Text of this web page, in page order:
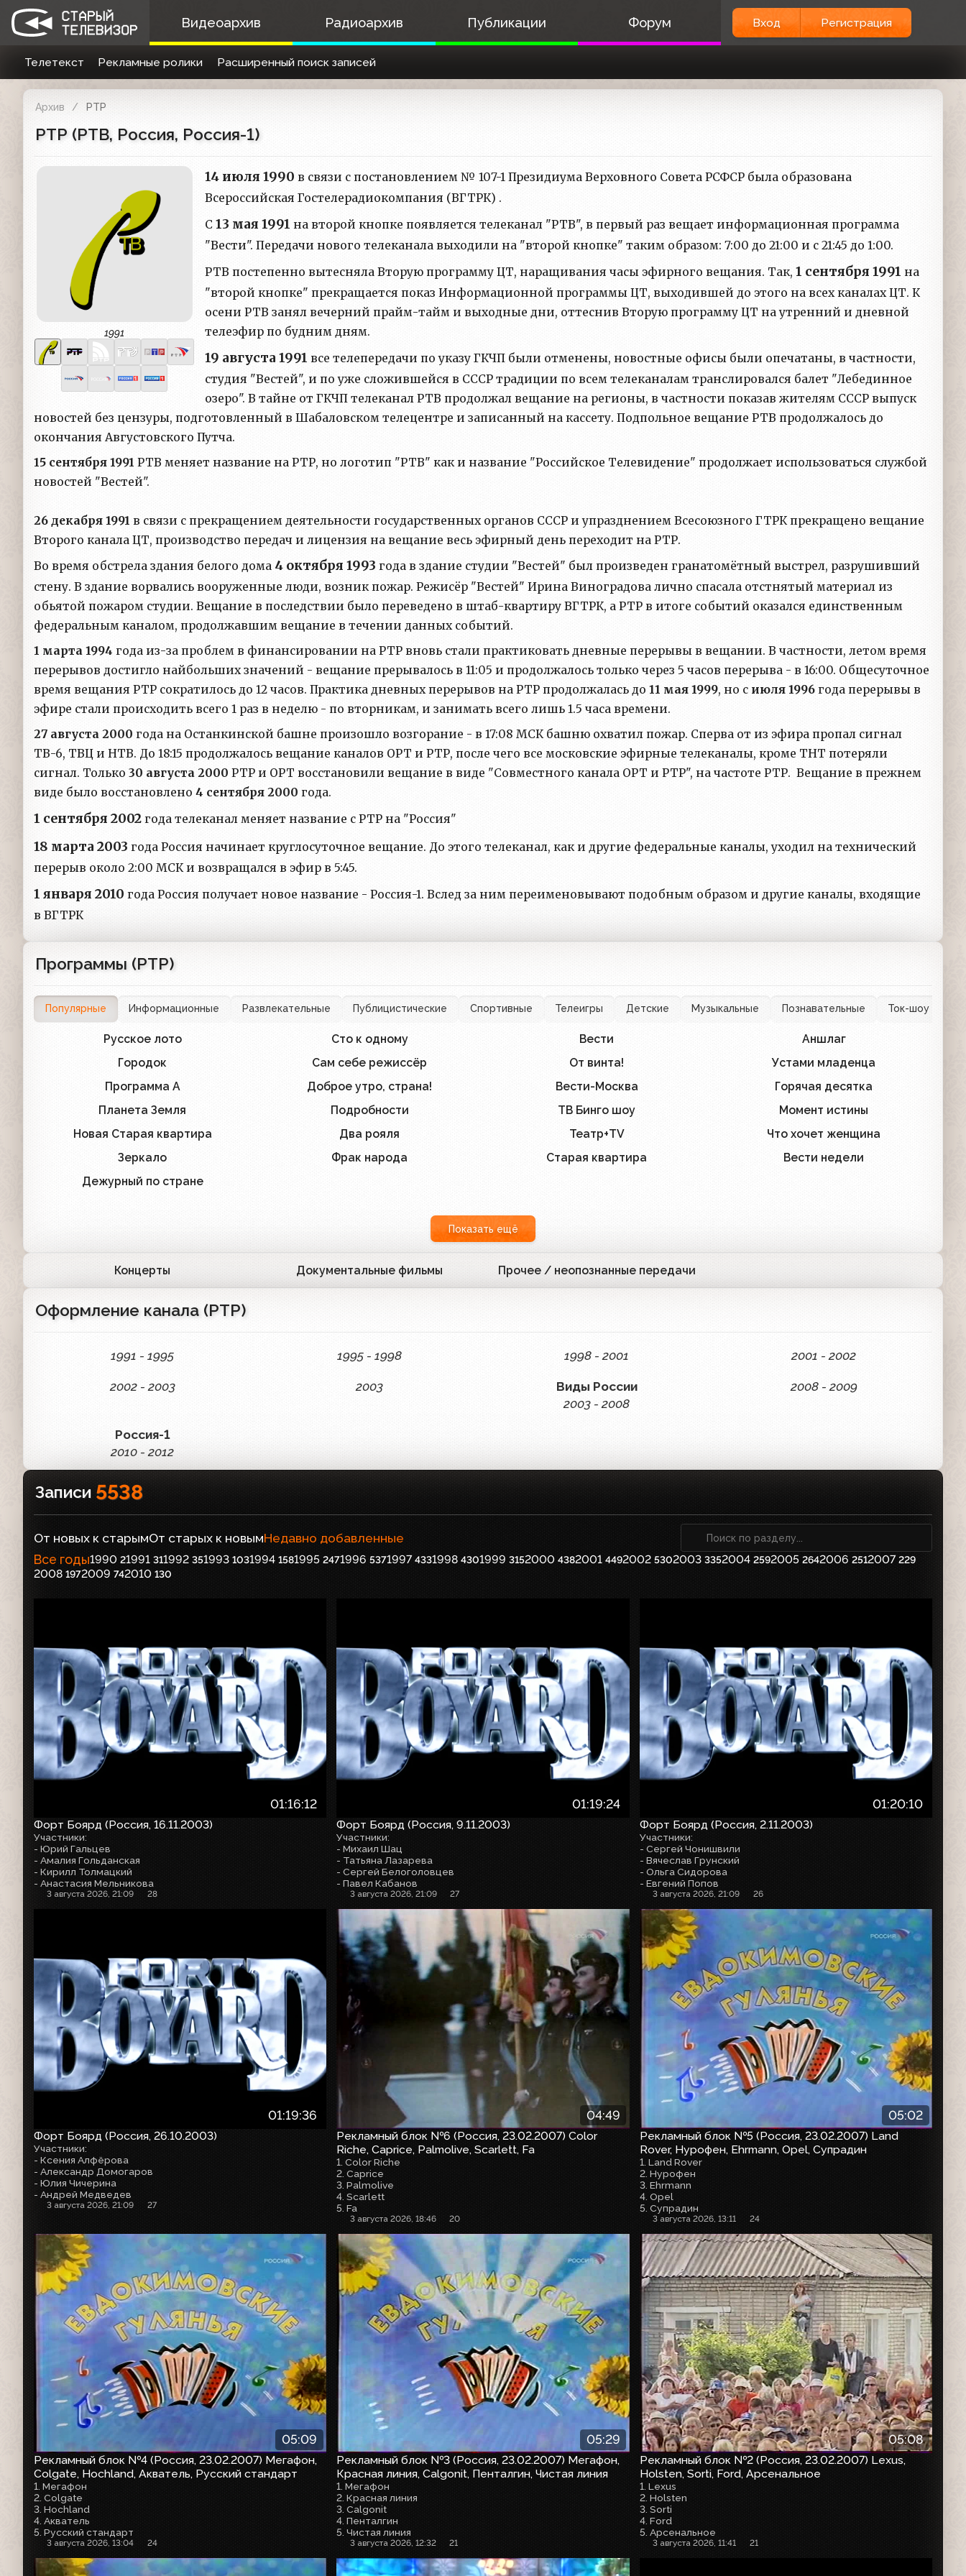
Видеоархив Радиоархив Публикации Форум Вход Регистрация
Телетекст Рекламные ролики Расширенный поиск записей
Архив РТР
РТР (РТВ, Россия, Россия-1)
1991
14 июля 1990 в связи с постановлением № 107-1 Президиума Верховного Совета РСФСР была образована
Всероссийская Гостелерадиокомпания (ВГТРК) .
С 13 мая 1991 на второй кнопке появляется телеканал "РТВ", в первый раз вещает информационная программа
"Вести". Передачи нового телеканала выходили на "второй кнопке" таким образом: 7:00 до 21:00 и с 21:45 до 1:00.
РТВ постепенно вытесняла Вторую программу ЦТ, наращивания часы эфирного вещания. Так, 1 сентября 1991 на
"второй кнопке" прекращается показ Информационной программы ЦТ, выходившей до этого на всех каналах ЦТ. К
осени РТВ занял вечерний прайм-тайм и выходные дни, оттеснив Вторую программу ЦТ на утренний и дневной
телеэфир по будним дням.
19 августа 1991 все телепередачи по указу ГКЧП были отменены, новостные офисы были опечатаны, в частности,
студия "Вестей", и по уже сложившейся в СССР традиции по всем телеканалам транслировался балет "Лебединное
озеро". В тайне от ГКЧП телеканал РТВ продолжал вещание на регионы, в частности показав жителям СССР выпуск
новостей без цензуры, подготовленный в Шабаловском телецентре и записанный на кассету. Подпольное вещание РТВ продолжалось до
окончания Августовского Путча.
15 сентября 1991 РТВ меняет название на РТР, но логотип "РТВ" как и название "Российское Телевидение" продолжает использоваться службой
новостей "Вестей".
26 декабря 1991 в связи с прекращением деятельности государственных органов СССР и упразднением Всесоюзного ГТРК прекращено вещание
Второго канала ЦТ, производство передач и лицензия на вещание весь эфирный день переходит на РТР.
Во время обстрела здания белого дома 4 октября 1993 года в здание студии "Вестей" был произведен гранатомётный выстрел, разрушивший
стену. В здание ворвались вооруженные люди, возник пожар. Режисёр "Вестей" Ирина Виноградова лично спасала отстнятый материал из
обьятой пожаром студии. Вещание в последствии было переведено в штаб-квартиру ВГТРК, а РТР в итоге событий оказался единственным
федеральным каналом, продолжавшим вещание в течении данных событий.
1 марта 1994 года из-за проблем в финансировании на РТР вновь стали практиковать дневные перерывы в вещании. В частности, летом время
перерывов достигло найбольших значений - вещание прерывалось в 11:05 и продолжалось только через 5 часов перерыва - в 16:00. Общесуточное
время вещания РТР сократилось до 12 часов. Практика дневных перерывов на РТР продолжалась до 11 мая 1999, но с июля 1996 года перерывы в
эфире стали происходить всего 1 раз в неделю - по вторникам, и занимать всего лишь 1.5 часа времени.
27 августа 2000 года на Останкинской башне произошло возгорание - в 17:08 МСК башню охватил пожар. Сперва от из эфира пропал сигнал
ТВ-6, ТВЦ и НТВ. До 18:15 продолжалось вещание каналов ОРТ и РТР, после чего все московские эфирные телеканалы, кроме ТНТ потеряли
сигнал. Только 30 августа 2000 РТР и ОРТ восстановили вещание в виде "Совместного канала ОРТ и РТР", на частоте РТР. Вещание в прежнем
виде было восстановлено 4 сентября 2000 года.
1 сентября 2002 года телеканал меняет название с РТР на "Россия"
18 марта 2003 года Россия начинает круглосуточное вещание. До этого телеканал, как и другие федеральные каналы, уходил на технический
перерыв около 2:00 МСК и возвращался в эфир в 5:45.
1 января 2010 года Россия получает новое название - Россия-1. Вслед за ним переименовывают подобным образом и другие каналы, входящие
в ВГТРК
Программы (РТР)
Популярные Информационные Развлекательные Публицистические Спортивные Телеигры Детские Музыкальные Познавательные Ток-шоу
Русское лото Сто к одному Вести Аншлаг
Городок Сам себе режиссёр От винта! Устами младенца
Программа А Доброе утро, страна! Вести-Москва Горячая десятка
Планета Земля Подробности ТВ Бинго шоу Момент истины
Новая Старая квартира Два рояля Театр+TV Что хочет женщина
Зеркало Фрак народа Старая квартира Вести недели
Дежурный по стране
Показать ещё
Концерты Документальные фильмы 72
Прочее / неопознанные передачи
Оформление канала (РТР)
1991 - 1995 1995 - 1998 1998 - 2001 2001 - 2002
2002 - 2003 2003
Виды России
2003 - 2008
2008 - 2009
Россия-1
2010 - 2012
Записи 5538
От новых к старымОт старых к новымНедавно добавленные
Все годы1990 21991 311992 351993 1031994 1581995 2471996 5371997 4331998 4301999 3152000 4382001 4492002 5302003 3352004 2592005 2642006 2512007 229
2008 1972009 742010 130
01:16:12
Форт Боярд (Россия, 16.11.2003)
Участники:
- Юрий Гальцев
- Амалия Гольданская
- Кирилл Толмацкий
- Анастасия Мельникова
3 августа 2026, 21:09 28
01:19:24
Форт Боярд (Россия, 9.11.2003)
Участники:
- Михаил Шац
- Татьяна Лазарева
- Сергей Белоголовцев
- Павел Кабанов
3 августа 2026, 21:09 27
01:20:10
Форт Боярд (Россия, 2.11.2003)
Участники:
- Сергей Чонишвили
- Вячеслав Грунский
- Ольга Сидорова
- Евгений Попов
3 августа 2026, 21:09 26
01:19:36
Форт Боярд (Россия, 26.10.2003)
Участники:
- Ксения Алфёрова
- Александр Домогаров
- Юлия Чичерина
- Андрей Медведев
3 августа 2026, 21:09 27
04:49
Рекламный блок №6 (Россия, 23.02.2007) Color
Riche, Caprice, Palmolive, Scarlett, Fa
1. Color Riche
2. Caprice
3. Palmolive
4. Scarlett
5. Fa
3 августа 2026, 18:46 20
05:02
Рекламный блок №5 (Россия, 23.02.2007) Land
Rover, Нурофен, Ehrmann, Opel, Супрадин
1. Land Rover
2. Нурофен
3. Ehrmann
4. Opel
5. Супрадин
3 августа 2026, 13:11 24
05:09
Рекламный блок №4 (Россия, 23.02.2007) Мегафон,
Colgate, Hochland, Акватель, Русский стандарт
1. Мегафон
2. Colgate
3. Hochland
4. Акватель
5. Русский стандарт
3 августа 2026, 13:04 24
05:29
Рекламный блок №3 (Россия, 23.02.2007) Мегафон,
Красная линия, Calgonit, Пенталгин, Чистая линия
1. Мегафон
2. Красная линия
3. Calgonit
4. Пенталгин
5. Чистая линия
3 августа 2026, 12:32 21
05:08
Рекламный блок №2 (Россия, 23.02.2007) Lexus,
Holsten, Sorti, Ford, Арсенальное
1. Lexus
2. Holsten
3. Sorti
4. Ford
5. Арсенальное
3 августа 2026, 11:41 21